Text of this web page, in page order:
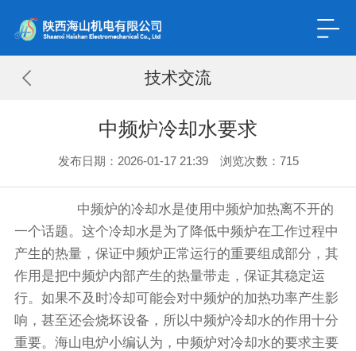
技术交流
中频炉冷却水要求
发布日期：2026-01-17 21:39 浏览次数： 715
中频炉的冷却水是使用中频炉加热离不开的
一个话题。这个冷却水是为了降低中频炉在工作过程中
产生的热量，保证中频炉正常运行的重要组成部分，其
作用是把中频炉内部产生的热量带走，保证其稳定运
行。如果不及时冷却可能会对中频炉的加热功率产生影
响，甚至还会烧坏设备，所以中频炉冷却水的作用十分
重要。海山电炉小编认为，中频炉对冷却水的要求主要